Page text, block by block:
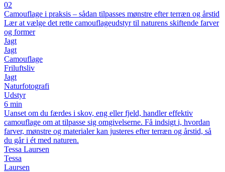
02
Camouflage i praksis – sådan tilpasses mønstre efter terræn og årstid
Lær at vælge det rette camouflageudstyr til naturens skiftende farver
og former
Jagt
Jagt
Camouflage
Friluftsliv
Jagt
Naturfotografi
Udstyr
6 min
Uanset om du færdes i skov, eng eller fjeld, handler effektiv
camouflage om at tilpasse sig omgivelserne. Få indsigt i, hvordan
farver, mønstre og materialer kan justeres efter terræn og årstid, så
du går i ét med naturen.
Tessa Laursen
Tessa
Laursen